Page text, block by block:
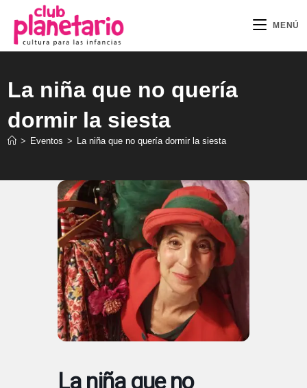
contenido
MENÚ
La niña que no quería
dormir la siesta
> Eventos > La niña que no quería dormir la siesta
La niña que no